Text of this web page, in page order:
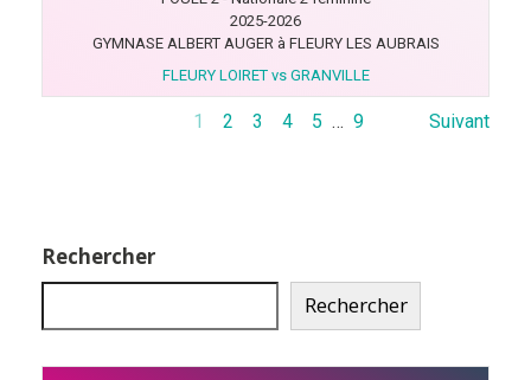
2025-2026
GYMNASE ALBERT AUGER à FLEURY LES AUBRAIS
FLEURY LOIRET vs GRANVILLE
1 2 3 4 5 … 9 Suivant
Rechercher
Rechercher